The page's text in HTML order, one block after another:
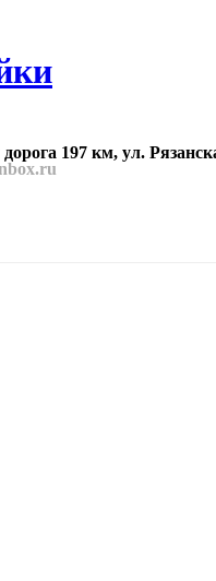
197 км, ул.